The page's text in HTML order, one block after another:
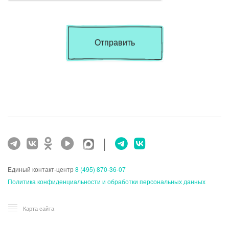
Отправить
|
Единый контакт-центр 8 (495) 870-36-07
Политика конфиденциальности и обработки персональных данных
Карта сайта